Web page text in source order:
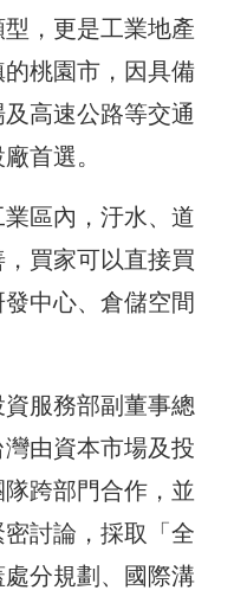
，更是工業地產
桃園市，因具備
高速公路等交通
首選。
區內，汙水、道
買家可以直接買
中心、倉儲空間
服務部副董事總
由資本市場及投
跨部門合作，並
討論，採取「全
分規劃、國際溝